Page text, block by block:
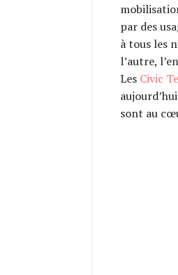
par des
à tous les
l’autre,
Les Civic
sont au